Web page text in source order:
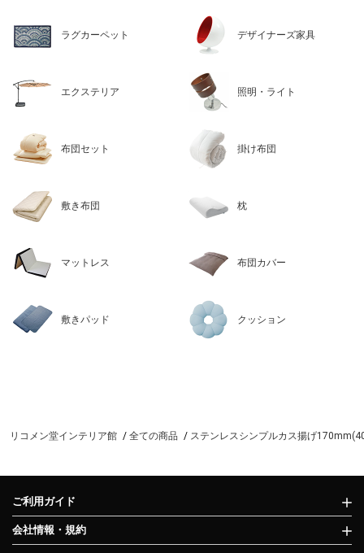
ラグカーペット デザイナーズ家具
エクステリア 照明・ライト
布団セット 掛け布団
敷き布団 枕
マットレス 布団カバー
敷きパッド クッション
リコメン堂インテリア館 全ての商品 ステンレスシンプルカス揚げ
ご利用ガイド
会社情報・規約